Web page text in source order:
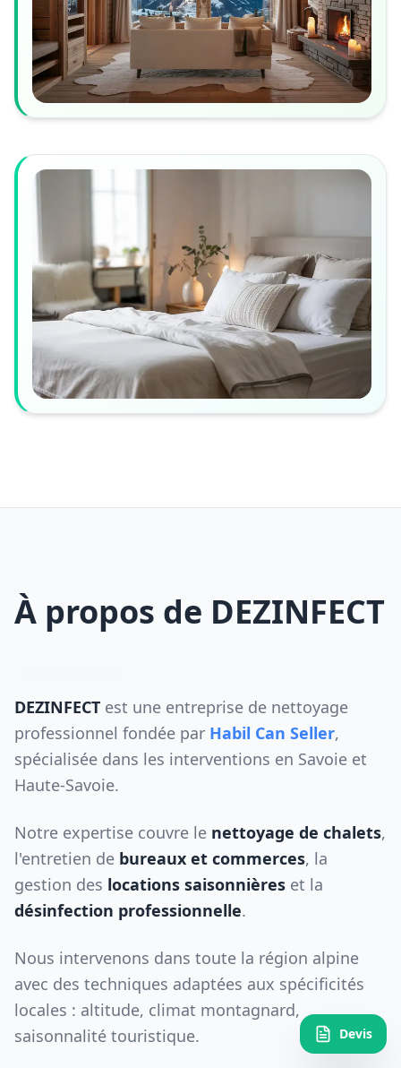
À propos de DEZINFECT
DEZINFECT est une entreprise de nettoyage
professionnel fondée par Habil Can Seller,
spécialisée dans les interventions en Savoie et
Haute-Savoie.
Notre expertise couvre le nettoyage de chalets,
l'entretien de bureaux et commerces, la
gestion des locations saisonnières et la
désinfection professionnelle.
Nous intervenons dans toute la région alpine
avec des techniques adaptées aux spécificités
locales : altitude, climat montagnard,
saisonnalité touristique.
Devis